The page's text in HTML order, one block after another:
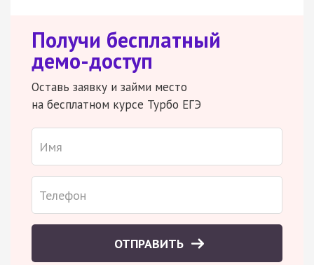
Получи бесплатный
демо-доступ
Оставь заявку и займи место
на бесплатном курсе Турбо ЕГЭ
ОТПРАВИТЬ